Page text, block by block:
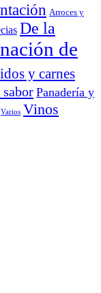
Arroces y
De la
de
y carnes
Panadería y
Varios Vinos